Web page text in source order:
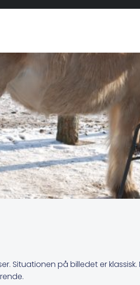
Situationen på billedet er